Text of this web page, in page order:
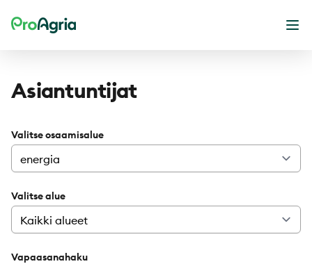
ProAgria
Asiantuntijat
Valitse osaamisalue
Valitse alue
Vapaasanahaku